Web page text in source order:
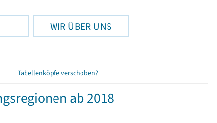
WIR ÜBER UNS
Tabellenköpfe verschoben?
ab 2018